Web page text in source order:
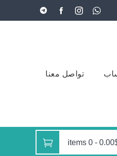
تواصل معنا
-
0 items